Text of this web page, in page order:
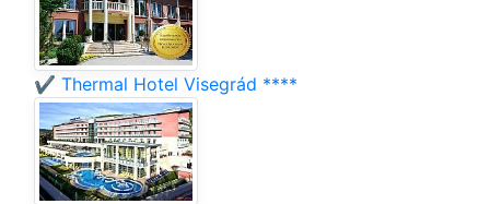
✔️ Thermal Hotel Visegrád ****